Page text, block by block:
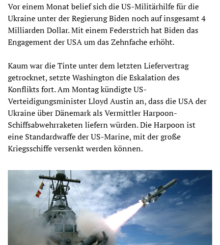
Vor einem Monat belief sich die US-Militärhilfe für die
Ukraine unter der Regierung Biden noch auf insgesamt 4
Milliarden Dollar. Mit einem Federstrich hat Biden das
Engagement der USA um das Zehnfache erhöht.
Kaum war die Tinte unter dem letzten Liefervertrag
getrocknet, setzte Washington die Eskalation des
Konflikts fort. Am Montag kündigte US-
Verteidigungsminister Lloyd Austin an, dass die USA der
Ukraine über Dänemark als Vermittler Harpoon-
Schiffsabwehrraketen liefern würden. Die Harpoon ist
eine Standardwaffe der US-Marine, mit der große
Kriegsschiffe versenkt werden können.